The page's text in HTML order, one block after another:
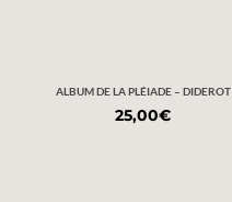
ALBUM DE LA PLÉIADE – DIDEROT
25,00€